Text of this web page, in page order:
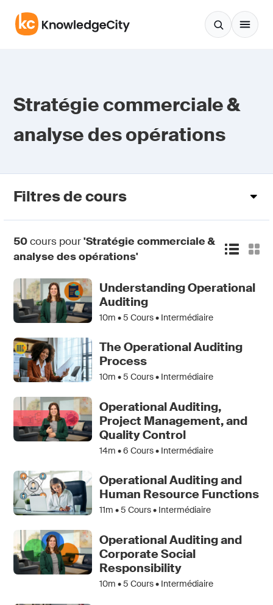
Stratégie commerciale &
analyse des opérations
Filtres de cours
50cours pour'Stratégie commerciale &
analyse des opérations'
Understanding Operational
Auditing
10m •5 Cours • Intermédiaire
The Operational Auditing
Process
10m •5 Cours • Intermédiaire
Operational Auditing,
Project Management, and
Quality Control
14m •6 Cours • Intermédiaire
Operational Auditing and
Human Resource Functions
11m •5 Cours • Intermédiaire
Operational Auditing and
Corporate Social
Responsibility
10m •5 Cours • Intermédiaire